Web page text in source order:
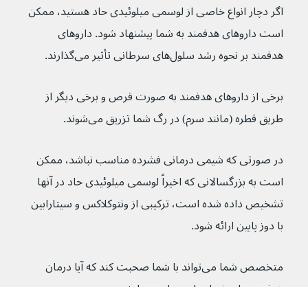
اگر دچار انواع خاصی از لوسمی میلوئیدی حاد هستید، ممکن
است داروهای هدفمند به شما پیشنهاد شود. داروهای
هدفمند بر نحوه رشد سلول‌های سرطانی تأثیر می‌گذارند.
برخی از داروهای هدفمند به صورت قرص و برخی دیگر از
طریق قطره (مانند سرم) در رگ شما تزریق می‌شوند.
در صورتی که شیمی درمانی فشرده مناسب نباشد، ممکن
است به بزرگسالانی که اخیراً لوسمی میلوئیدی حاد در آنها
تشخیص داده شده است، ترکیبی از ونتوکلاکس و سیتارابین
با دوز پایین ارائه شود.
متخصص شما می‌تواند با شما صحبت کند که آیا درمان